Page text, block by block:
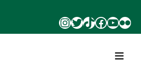
Instagram
Twitter
TikTokFacebook
YouTube
Flickr